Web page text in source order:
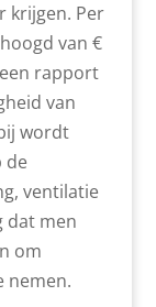
krijgen. Per
van €
rapport
van
wordt
de
ventilatie
dat men
om
nemen.